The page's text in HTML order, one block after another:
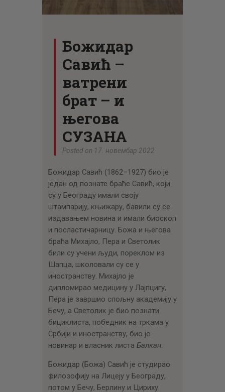
Божидар
Савић –
ватрени
брат – и
његова
СУЗАНА
Posted on 17. новембар 2022
Божидар Савић (1862–1927) био је
један од познате браће Савић, који
су у Београду имали своју
штампарију, књижару, бавили су се
издавањем новина и имали биоскоп
и посластичарницу. Божа и његова
браћа Михајло, Пера и Светолик
били су учени људи, пореклом из
Шапца, школовали су се у
иностранству. Михајло је
дипломирао медицину у Лајпцигу,
Пера је завршио спољну академију у
Бечу, а Светолик је био познати
бициклиста, победник на тркама у
Србији и иностранству, био је
новинар и власник листа Балкан.
Божидар (Божа) Савић је студирао
филозофију на Лицеју у Београду,
потом у Бечу, Берлину и Цириху